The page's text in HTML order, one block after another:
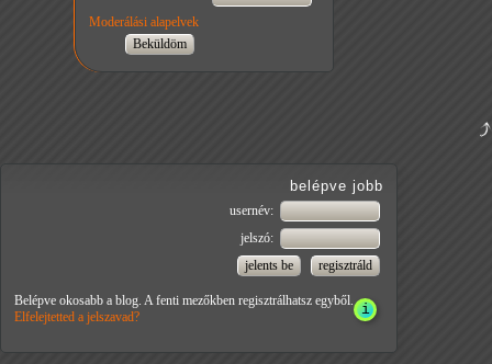
Moderálási alapelvek
belépve jobb
usernév:
jelszó:
Belépve okosabb a blog. A fenti mezőkben regisztrálhatsz egyből.
Elfelejtetted a jelszavad?